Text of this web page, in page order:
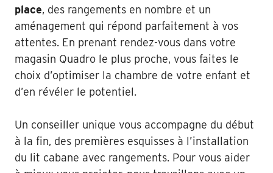
place, des rangements en nombre et un
aménagement qui répond parfaitement à vos
attentes. En prenant rendez-vous dans votre
magasin Quadro le plus proche, vous faites le
choix d’optimiser la chambre de votre enfant et
d’en révéler le potentiel.
Un conseiller unique vous accompagne du début
à la fin, des premières esquisses à l’installation
du lit cabane avec rangements. Pour vous aider